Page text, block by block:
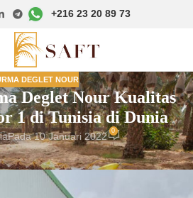
+216 23 20 89 73
DEGLET NOUR
Deglet Nour Kualitas
1 di Tunisia di Dunia
Pada 10 Januari 2022 0